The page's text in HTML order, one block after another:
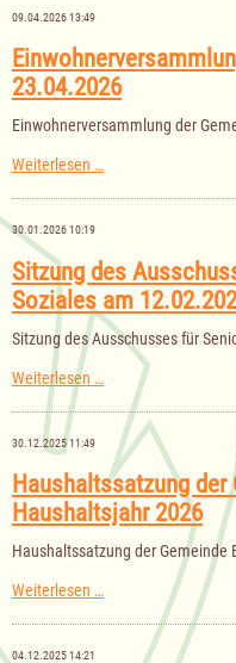
und
Soziales
am
28.04.2026
09.04.2026 13:49
23.04.2026
Einwohnerversammlung der
Weiterlesen …
Gemeinde
23.04.2026
30.01.2026 10:19
Sitzung des
Soziales am
Sitzung des Ausschusses für
Weiterlesen … Sitzung
Ausschusses
Senioren,
Jugend
und
Soziales
am
12.02.2026
30.12.2025 11:49
Haushaltssatzung der
Haushaltsjahr 2026
Haushaltssatzung der Gemeinde
Weiterlesen … Haushaltssatzung
Gemeinde
04.12.2025 14:21